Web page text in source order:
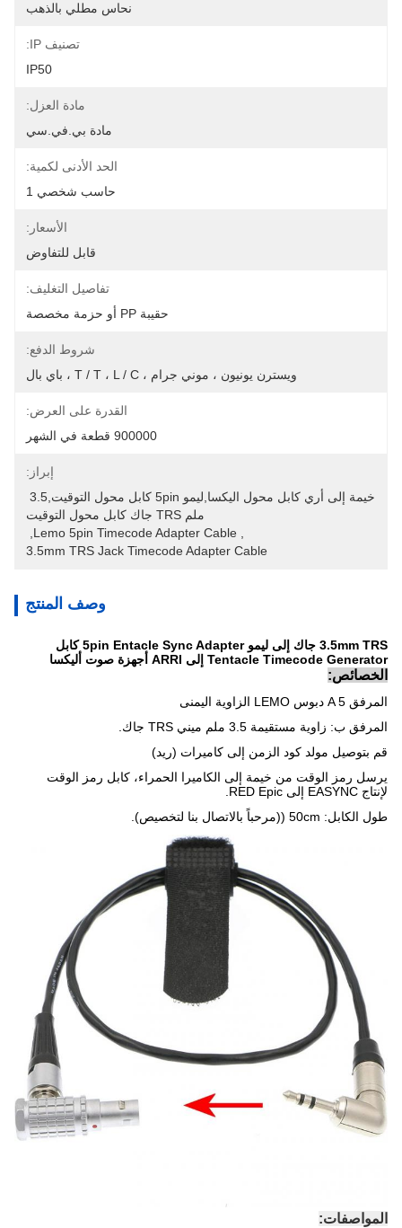
نحاس مطلي بالذهب
تصنيف IP:
IP50
مادة العزل:
مادة بي.في.سي
الحد الأدنى لكمية:
حاسب شخصي 1
الأسعار:
قابل للتفاوض
تفاصيل التغليف:
حقيبة PP أو حزمة مخصصة
شروط الدفع:
ويسترن يونيون ، موني جرام ، T / T ، L / C ، باي بال
القدرة على العرض:
900000 قطعة في الشهر
إبراز:
ملم TRS جاك كابل محول التوقيت
Lemo 5pin Timecode Adapter Cable
3.5mm TRS Jack Timecode Adapter Cable
وصف المنتج
3.5mm TRS جاك إلى ليمو 5pin Entacle Sync Adapter كابل
Tentacle Timecode Generator إلى ARRI أجهزة صوت أليكسا
الخصائص:
المرفق A 5 دبوس LEMO الزاوية اليمنى
المرفق ب: زاوية مستقيمة 3.5 ملم ميني TRS جاك.
قم بتوصيل مولد كود الزمن إلى كاميرات (ريد)
يرسل رمز الوقت من خيمة إلى الكاميرا الحمراء، كابل رمز الوقت
لإنتاج EASYNC إلى RED Epic.
طول الكابل: 50cm ((مرحباً بالاتصال بنا لتخصيص).
المواصفات: